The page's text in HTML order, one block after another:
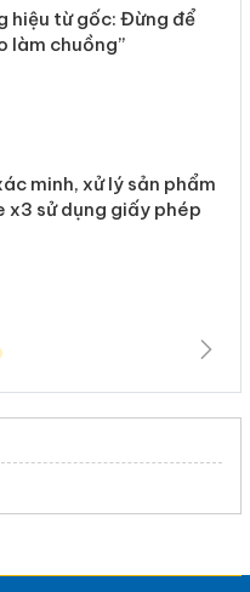
hiệu từ gốc: Đừng để
làm chuồng”
minh, xử lý sản phẩm
x3 sử dụng giấy phép